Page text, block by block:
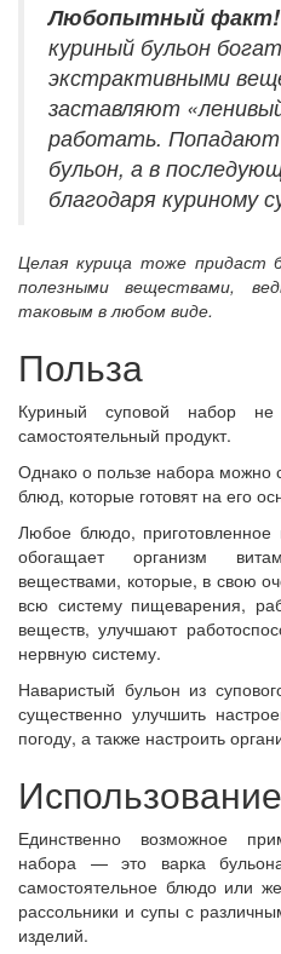
Любопытный факт!
куриный бульон
экстрактивными
заставляют
работать.
бульон, а в
благодаря куриному
Целая курица тоже придаст
полезными веществами,
таковым в любом виде.
Польза
Куриный суповой набор
самостоятельный продукт.
Однако о пользе набора можно
блюд, которые готовят на его
Любое блюдо, приготовленное
обогащает организм
веществами, которые, в свою
всю систему пищеварения,
веществ, улучшают
нервную систему.
Наваристый бульон из
существенно улучшить
погоду, а также настроить
Единственно возможное
набора — это варка
самостоятельное блюдо или
рассольники и супы с
изделий.